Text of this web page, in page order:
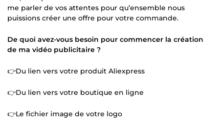
me parler de vos attentes pour qu’ensemble nous
puissions créer une offre pour votre commande.
De quoi avez-vous besoin pour commencer la création
de ma vidéo publicitaire ?
👉Du lien vers votre produit Aliexpress
👉Du lien vers votre boutique en ligne
👉Le fichier image de votre logo